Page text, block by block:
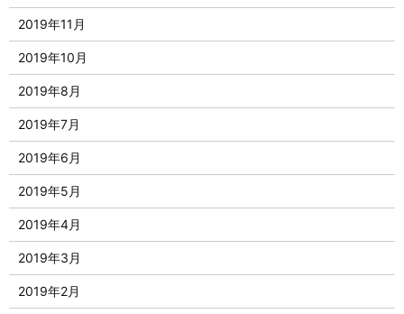
2019年11月
2019年10月
2019年8月
2019年7月
2019年6月
2019年5月
2019年4月
2019年3月
2019年2月